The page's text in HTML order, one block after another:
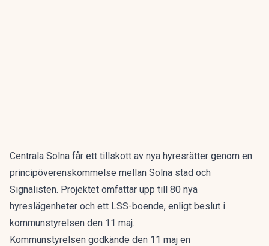
Centrala Solna får ett tillskott av nya hyresrätter genom en
principöverenskommelse mellan Solna stad och
Signalisten. Projektet omfattar upp till 80 nya
hyreslägenheter och ett LSS-boende, enligt beslut i
kommunstyrelsen den 11 maj.
Kommunstyrelsen godkände den 11 maj en